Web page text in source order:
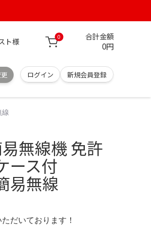
ト様 0 合計金額
0円
ログイン 新規会員登録
線
無線機 免許
ース付
易無線
だいております！